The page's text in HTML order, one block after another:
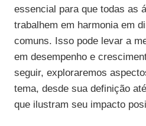
essencial para que todas as
trabalhem em harmonia em
comuns. Isso pode levar a
em desempenho e
seguir, exploraremos
tema, desde sua definição
que ilustram seu impacto